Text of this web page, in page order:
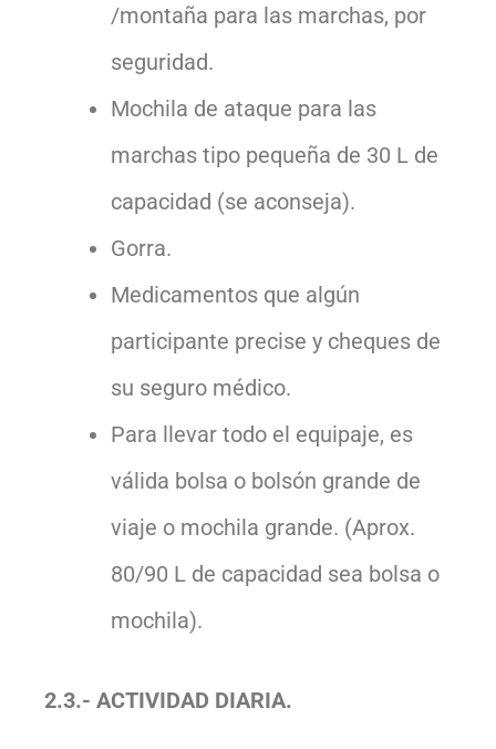
/montaña para las marchas, por
seguridad.
Mochila de ataque para las
marchas tipo pequeña de 30 L de
capacidad (se aconseja).
Gorra.
Medicamentos que algún
participante precise y cheques de
su seguro médico.
Para llevar todo el equipaje, es
válida bolsa o bolsón grande de
viaje o mochila grande. (Aprox.
80/90 L de capacidad sea bolsa o
mochila).
2.3.- ACTIVIDAD DIARIA.